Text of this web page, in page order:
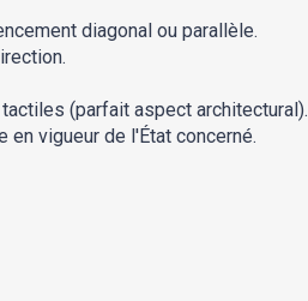
diagonal ou parallèle.
(parfait aspect architectural).
vigueur de l'État concerné.